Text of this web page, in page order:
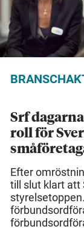
Srf
roll för
Efter
till slut klart att